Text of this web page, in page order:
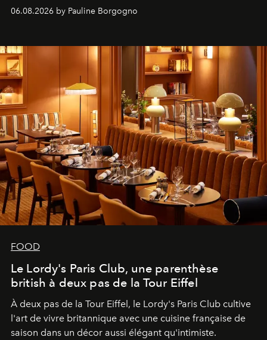
06.08.2026 by Pauline Borgogno
FOOD
Le Lordy's Paris Club, une parenthèse
british à deux pas de la Tour Eiffel
À deux pas de la Tour Eiffel, le Lordy's Paris Club cultive
l'art de vivre britannique avec une cuisine française de
saison dans un décor aussi élégant qu'intimiste.